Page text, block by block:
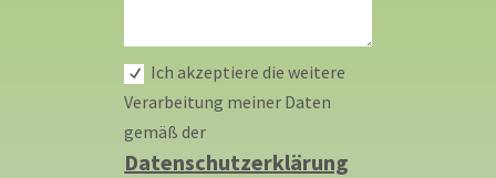
Ich akzeptiere die weitere
Verarbeitung meiner Daten
gemäß der
Datenschutzerklärung